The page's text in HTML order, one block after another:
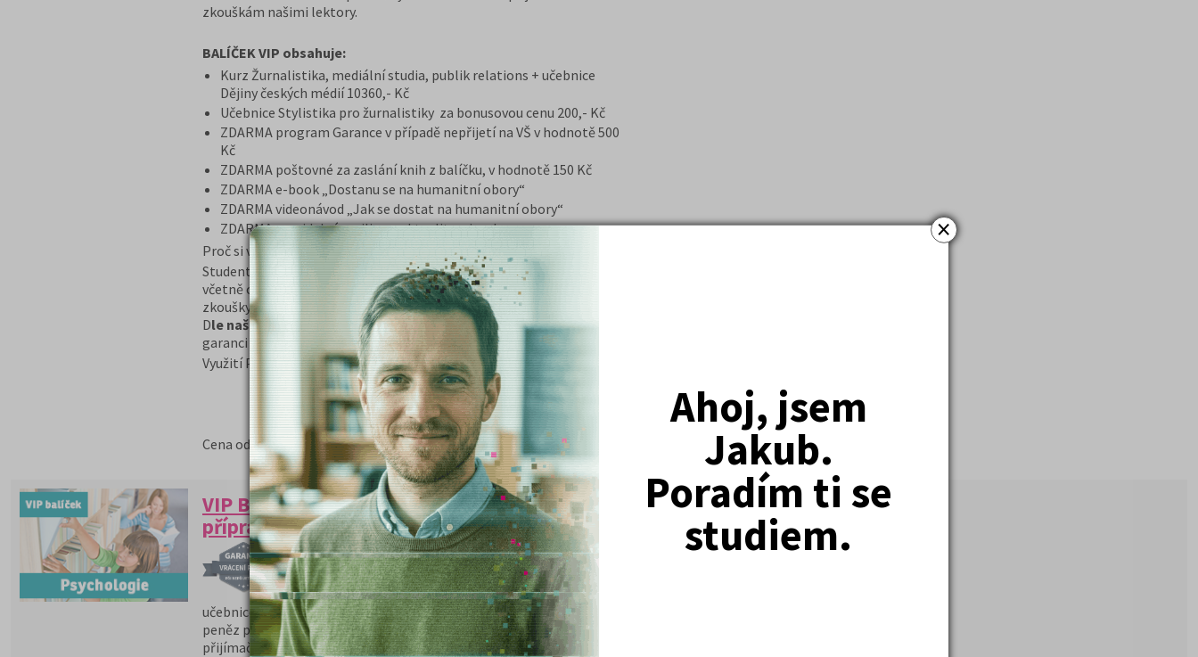
×
Ahoj, jsem
Jakub.
Poradím ti se
studiem.
zkouškám našimi lektory.
BALÍČEK VIP obsahuje:
Kurz Žurnalistika, mediální studia, publik relations + učebnice
Dějiny českých médií 10360,- Kč
Učebnice Stylistika pro žurnalistiky za bonusovou cenu 200,- Kč
ZDARMA program Garance v případě nepřijetí na VŠ v hodnotě 500
Kč
ZDARMA poštovné za zaslání knih z balíčku, v hodnotě 150 Kč
ZDARMA e-book „Dostanu se na humanitní obory“
ZDARMA videonávod „Jak se dostat na humanitní obory“
ZDARMA pravidelný mailing s aktualitami z oboru
Proč si vybrat tento balíček?
Student získává kompletní přípravu na písemnou i ústní část zkoušky,
včetně celkového přehledu. Cílem kurzu je naučit se zvládnutí náročné
zkoušky, jak řešit strategii testů formou cvičení a návodů k přípravě.
Dle našich obchodních podmínek –u nultých ročníků poskytujeme
garanci vrácení peněz v případě nepřijetí na daný obor
Využití Programu GARANCE, je pro studenty velkou výhodou.
Cena od: 10 560 Kč DETAILPŘIHLÁSIT SE
VIP BALÍČEK PSYCHOLOGIE (nultý ročník)
přípravný kurz + učebnice 2026/27
PROGRAM GARANCE VRÁCENÍ PENĚZ PŘI NEPŘIJETÍ NA VŠ
VIP balíček obsahuje učebnice, které zaručí dokonalou
přípravu na Psychologii. Dostáváte pečlivě vybrané
učebnice k přijímacím zkouškám našimi lektory, garanci vrácení
peněz při nepřijetí a aktualizované informace po celý rok o
přijímačkách.